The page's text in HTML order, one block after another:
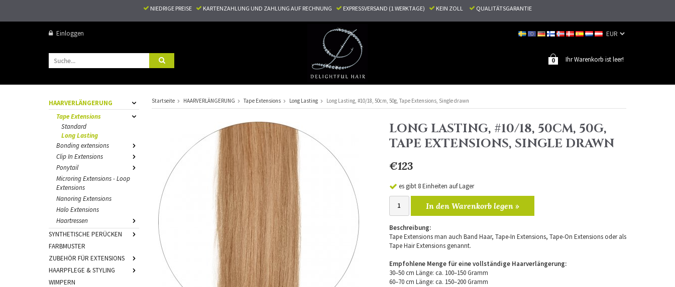
NIEDRIGE PREISE KARTENZAHLUNG UND ZAHLUNG AUF RECHNUNG EXPRESSVERSAND (1 WERKTAGE) KEIN ZOLL QUALITÄTSGARANTIE
Einloggen
Ihr Warenkorb ist leer!
0
HAARVERLÄNGERUNG
Tape Extensions
Standard
Long Lasting
Bonding extensions
Clip In Extensions
Ponytail
Microring Extensions - Loop
Extensions
Nanoring Extensions
Halo Extensions
Haartressen
SYNTHETISCHE PERÜCKEN
FARBMUSTER
ZUBEHÖR FÜR EXTENSIONS
HAARPFLEGE & STYLING
WIMPERN
Startseite HAARVERLÄNGERUNG Tape Extensions Long Lasting Long Lasting, #10/18, 50cm, 50g, Tape Extensions, Single drawn
LONG LASTING, #10/18, 50CM, 50G,
TAPE EXTENSIONS, SINGLE DRAWN
€123
es gibt 8 Einheiten auf Lager
In den Warenkorb legen »
Beschreibung:
Tape Extensions man auch Band Haar, Tape-In Extensions, Tape-On Extensions oder als
Tape Hair Extensions genannt.
Empfohlene Menge für eine vollständige Haarverlängerung:
30–50 cm Länge: ca. 100–150 Gramm
60–70 cm Länge: ca. 150–200 Gramm